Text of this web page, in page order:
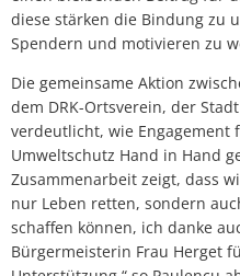
diese stärken die Bindung zu
Spendern und motivieren zu
Die gemeinsame Aktion
dem DRK-Ortsverein, der
verdeutlicht, wie Engagement
Umweltschutz Hand in Hand
Zusammenarbeit zeigt, dass
nur Leben retten, sondern
schaffen können, ich danke
Bürgermeisterin Frau Herget